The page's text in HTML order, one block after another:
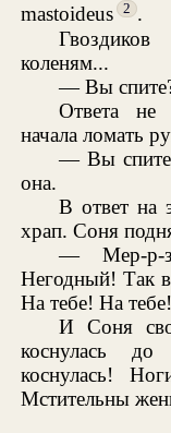
mastoideus
2 .
коленям...
— Вы
Ответа не
начала ломать
— Вы
она.
В ответ на
храп. Соня
— Мер-р-
Негодный! Так
На тебе! На тебе!
И Соня
коснулась
коснулась!
Мстительны